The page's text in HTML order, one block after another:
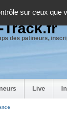
sur ceux que
des patineurs,
Live